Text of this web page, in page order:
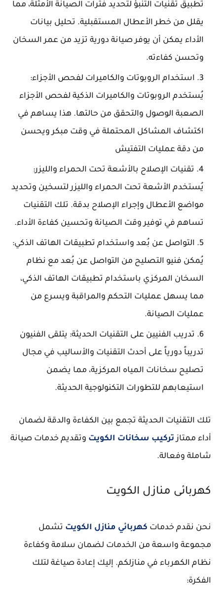
تطبيق تقنيات التنبؤ لتحديد فترات الصيانة الأمثلة، مما
يقلل من خطر الأعطال المستقبلية. تحليل بيانات
الأداء يمكن أن يوفر صيانة دورية تزيد من عمر السخان
وتحسن كفاءته.
استخدام الروبوتات والكاميرات لفحص الأجزاء:
يُستخدم الروبوتات والكاميرات الذكية لفحص الأجزاء
الصعبة الوصول والتحقق من حالتها. هذا يساهم في
اكتشاف المشاكل المحتملة في وقت مبكر ويحسن
من دقة عمليات التفتيش
تقنيات الإصلاح بالأشعة تحت الحمراء والليزر:
يُستخدم الأشعة تحت الحمراء والليزر لتسخين وتحديد
مواضع الأعطال وإجراء الإصلاح بدقة. تلك التقنيات
تساهم في توفير وقت الصيانة وتحسين كفاءة الأداء.
التواصل عن بُعد واستخدام تطبيقات الهاتف الذكي:
يُمكن فنيو التصليح من التواصل عن بُعد مع نظام
السخان المركزي باستخدام تطبيقات الهاتف الذكي،
مما يسهل عمليات التحكم والمراقبة ويسرع من
عمليات الصيانة.
تدريب الفنيين على التقنيات الحديثة: يتلقى الفنيون
تدريباً دورياً على أحدث التقنيات والأساليب في مجال
تصليح سخانات المياه المركزية، مما يضمن
استيعابهم للتطورات التكنولوجية الحديثة.
تلك التقنيات الحديثة تجمع بين الكفاءة والدقة لضمان
أداء ممتازتركيب سخانات الكويت وتقديم خدمات صيانة
شاملة وفعالة.
كهربائى منازل الكويت
نحن نقدم خدمات كهربائي منازل الكويت تشمل
مجموعة واسعة من الخدمات لضمان سلامة وكفاءة
نظام الكهرباء في منازلكم. إليك إعادة صياغة لتلك
الفكرة: